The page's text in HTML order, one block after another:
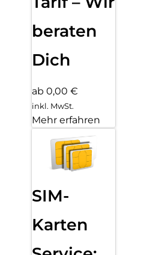
beraten
Dich
ab 0,00 €
inkl. MwSt.
Mehr erfahren
SIM-
Karten